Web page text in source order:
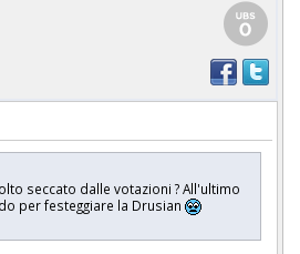
seccato dalle votazioni ? All'ultimo
per festeggiare la Drusian